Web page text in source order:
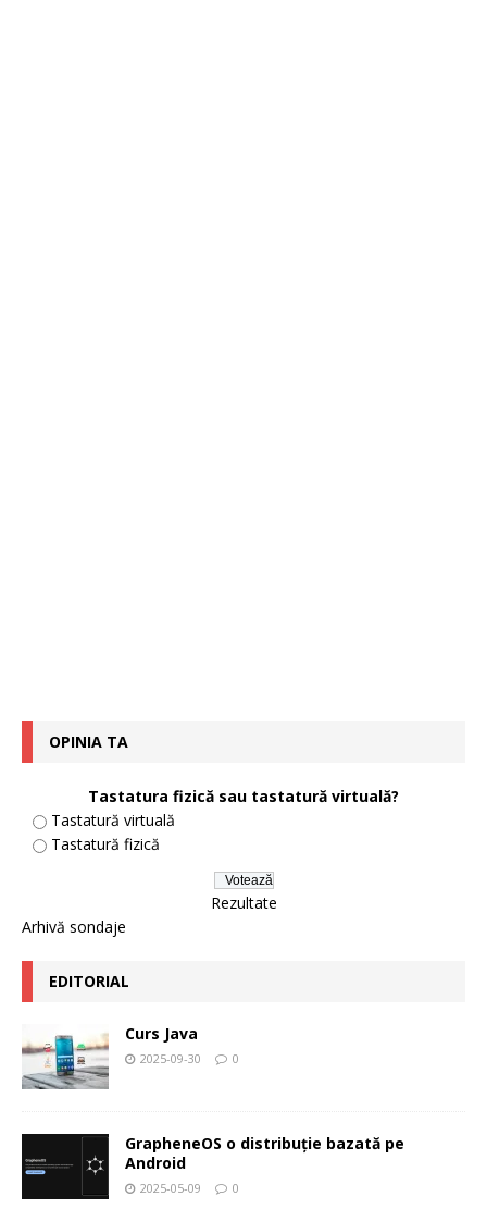
OPINIA TA
Tastatura fizică sau tastatură virtuală?
Tastatură virtuală
Tastatură fizică
Rezultate
Arhivă sondaje
EDITORIAL
Curs Java
2025-09-30 0
GrapheneOS o distribuție bazată pe
Android
2025-05-09 0